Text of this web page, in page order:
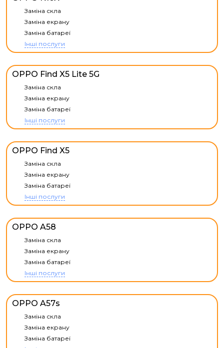
Заміна скла
Заміна екрану
Заміна батареї
Інші послуги
OPPO Find X5 Lite 5G
Заміна скла
Заміна екрану
Заміна батареї
Інші послуги
OPPO Find X5
Заміна скла
Заміна екрану
Заміна батареї
Інші послуги
OPPO A58
Заміна скла
Заміна екрану
Заміна батареї
Інші послуги
OPPO A57s
Заміна скла
Заміна екрану
Заміна батареї